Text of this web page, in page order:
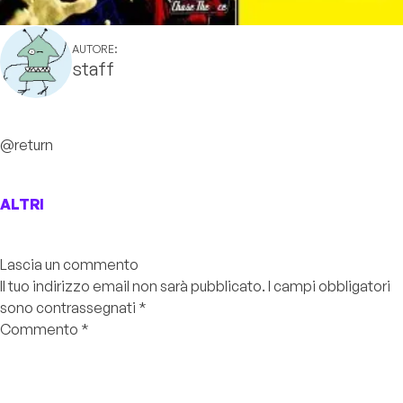
AUTORE:
staff
@return
ALTRI
Lascia un commento
Il tuo indirizzo email non sarà pubblicato. I campi obbligatori
sono contrassegnati *
Commento *